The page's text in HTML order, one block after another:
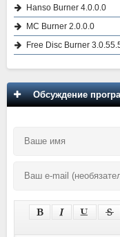
Hanso Burner 4.0.0.0
MC Burner 2.0.0.0
Free Disc Burner
Обсуждение